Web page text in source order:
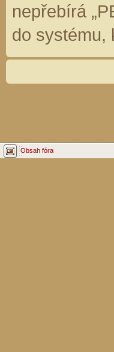
nepřebírá
do systému,
Obsah fóra